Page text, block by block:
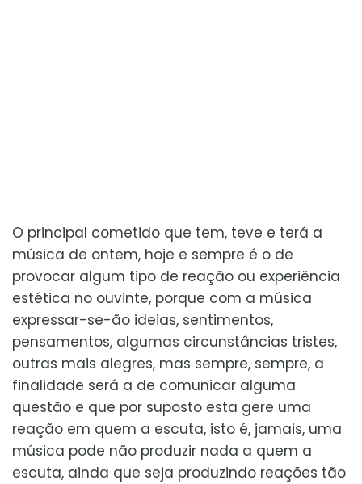
O principal cometido que tem, teve e terá a
música de ontem, hoje e sempre é o de
provocar algum tipo de reação ou experiência
estética no ouvinte, porque com a música
expressar-se-ão ideias, sentimentos,
pensamentos, algumas circunstâncias tristes,
outras mais alegres, mas sempre, sempre, a
finalidade será a de comunicar alguma
questão e que por suposto esta gere uma
reação em quem a escuta, isto é, jamais, uma
música pode não produzir nada a quem a
escuta, ainda que seja produzindo reações tão